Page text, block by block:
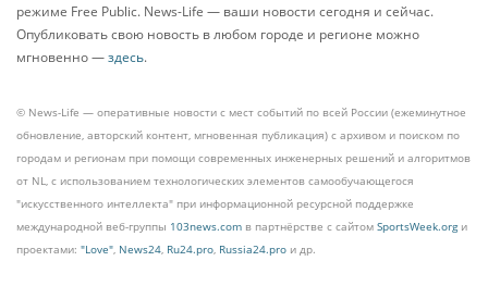
режиме Free Public. News-Life — ваши новости сегодня и сейчас.
Опубликовать свою новость в любом городе и регионе можно
мгновенно —здесь.
© News-Life — оперативные новости с мест событий по всей России (ежеминутное
обновление, авторский контент, мгновенная публикация) с архивом и поиском по
городам и регионам при помощи современных инженерных решений и алгоритмов
от NL, с использованием технологических элементов самообучающегося
"искусственного интеллекта" при информационной ресурсной поддержке
международной веб-группы 103news.com в партнёрстве с сайтом SportsWeek.orgи
проектами: "Love" News24 Ru24.pro Russia24.pro и др.